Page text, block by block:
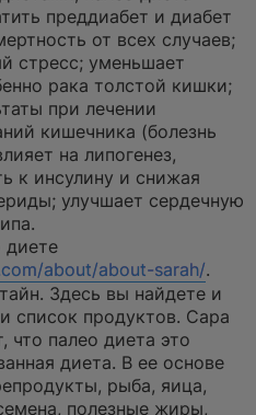
преддиабет и диабет
от всех случаев;
стресс; уменьшает
рака толстой кишки;
при лечении
кишечника (болезнь
на липогенез,
к инсулину и снижая
улучшает сердечную
диете
about/about-sarah/.
Здесь вы найдете и
список продуктов. Сара
что палео диета это
диета. В ее основе
рыба, яица,
полезные жиры,